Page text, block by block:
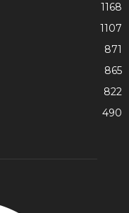
1168
1107
871
865
822
490